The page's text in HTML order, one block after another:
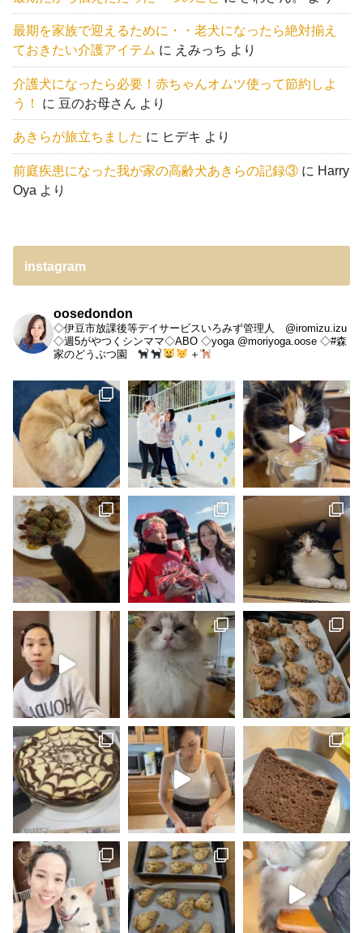
最期を家族で迎えるために・・老犬になったら絶対揃え
ておきたい介護アイテム に えみっち より
介護犬になったら必要！赤ちゃんオムツ使って節約しよ
う！
に 豆のお母さん より
あきらが旅立ちました に ヒデキ より
前庭疾患になった我が家の高齢犬あきらの記録③ に Harry
Oya より
instagram
oosedondon
◇伊豆市放課後等デイサービスいろみず管理人 @iromizu.izu
◇週5がやつくシンママ◇ABO ◇yoga @moriyoga.oose ◇#森
家のどうぶつ園
＋